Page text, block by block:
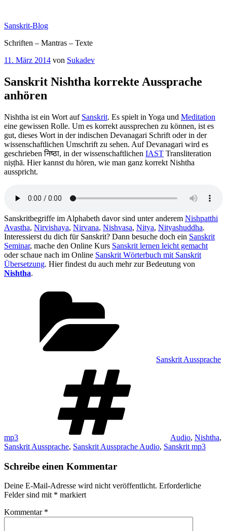
springen
Sanskrit-Blog
Schriften – Mantras – Texte
Veröffentlicht
11. März 2014 von Sukadev
Sanskrit Nishtha korrekte Aussprache
anhören
Nishtha ist ein Wort auf Sanskrit. Es spielt in Yoga und Meditation
eine gewissen Rolle. Um es korrekt aussprechen zu können, ist es
gut, dieses Wort in der indischen Devanagari Schrift oder in der
wissenschaftlichen Umschrift zu sehen. Auf Devanagari wird es
geschrieben निष्ठा, in der wissenschaftlichen IAST Transliteration
niṣṭhā. Hier kannst du hören, wie man ganz korrekt Nishtha
ausspricht.
Sanskritbegriffe im Alphabeth davor sind unter anderem Nishpatthi
Avastha, Nirvishaya, Nirvana, Nishvasa, Nitya, Nityashuddha.
Interessierst du dich für Sanskrit? Dann besuche doch ein Sanskrit
Seminar, mache den Online Kurs Sanskrit lernen leicht gemacht
oder schaue nach im Online Sanskrit Wörterbuch mit Sanskrit
Übersetzung. Hier findest du auch mehr zur Bedeutung von
Nishtha.
Sanskrit Aussprache
mp3 Audio, Nishtha,
Sanskrit Aussprache, Sanskrit Aussprache Audio, Sanskrit mp3
Schreibe einen Kommentar
Deine E-Mail-Adresse wird nicht veröffentlicht. Erforderliche
Felder sind mit * markiert
Kommentar *